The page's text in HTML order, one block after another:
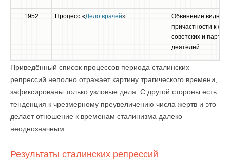
1952 Процесс «Дело врачей»
Обвинение видных
причастности к
советских и
деятелей.
Приведённый список процессов периода сталинских
репрессий неполно отражает картину трагического времени,
зафиксированы только узловые дела. С другой стороны есть
тенденция к чрезмерному преувеличению числа жертв и это
делает отношение к временам сталинизма далеко
неоднозначным.
Результаты сталинских репрессий